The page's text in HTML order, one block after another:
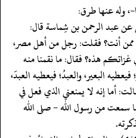
وله عنها طرق:
عن عبد الرحمن بن شِماسة قال:
ممن أنت؟ فقلت: رجل من أهل مصر،
هذه؟ فقال: ما نقمنا منه
البعير، والعبدُ؛ فيعطيه العبدَ،
أما إنه لا يمنعني الذي فعل في
سمعت من رسول الله - صلى الله